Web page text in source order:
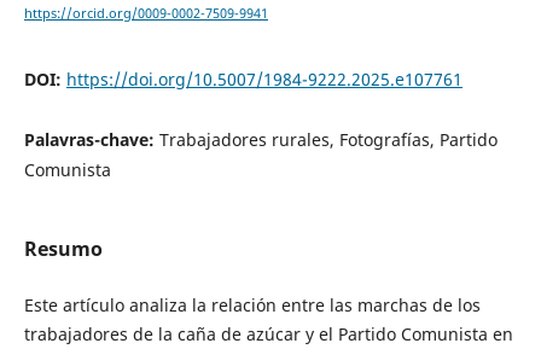
https://orcid.org/0009-0002-7509-9941
DOI: https://doi.org/10.5007/1984-9222.2025.e107761
Palavras-chave: Trabajadores rurales, Fotografías, Partido
Comunista
Resumo
Este artículo analiza la relación entre las marchas de los
trabajadores de la caña de azúcar y el Partido Comunista en